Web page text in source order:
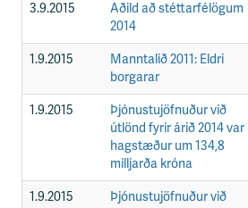
3.9.2015
Aðild að stéttarfélögum
2014
1.9.2015
Manntalið 2011: Eldri
borgarar
1.9.2015
Þjónustujöfnuður við
útlönd fyrir árið 2014 var
hagstæður um 134,8
milljarða króna
1.9.2015
Þjónustujöfnuður við